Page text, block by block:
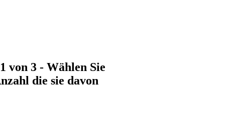
von 3 - Wählen Sie
die sie davon